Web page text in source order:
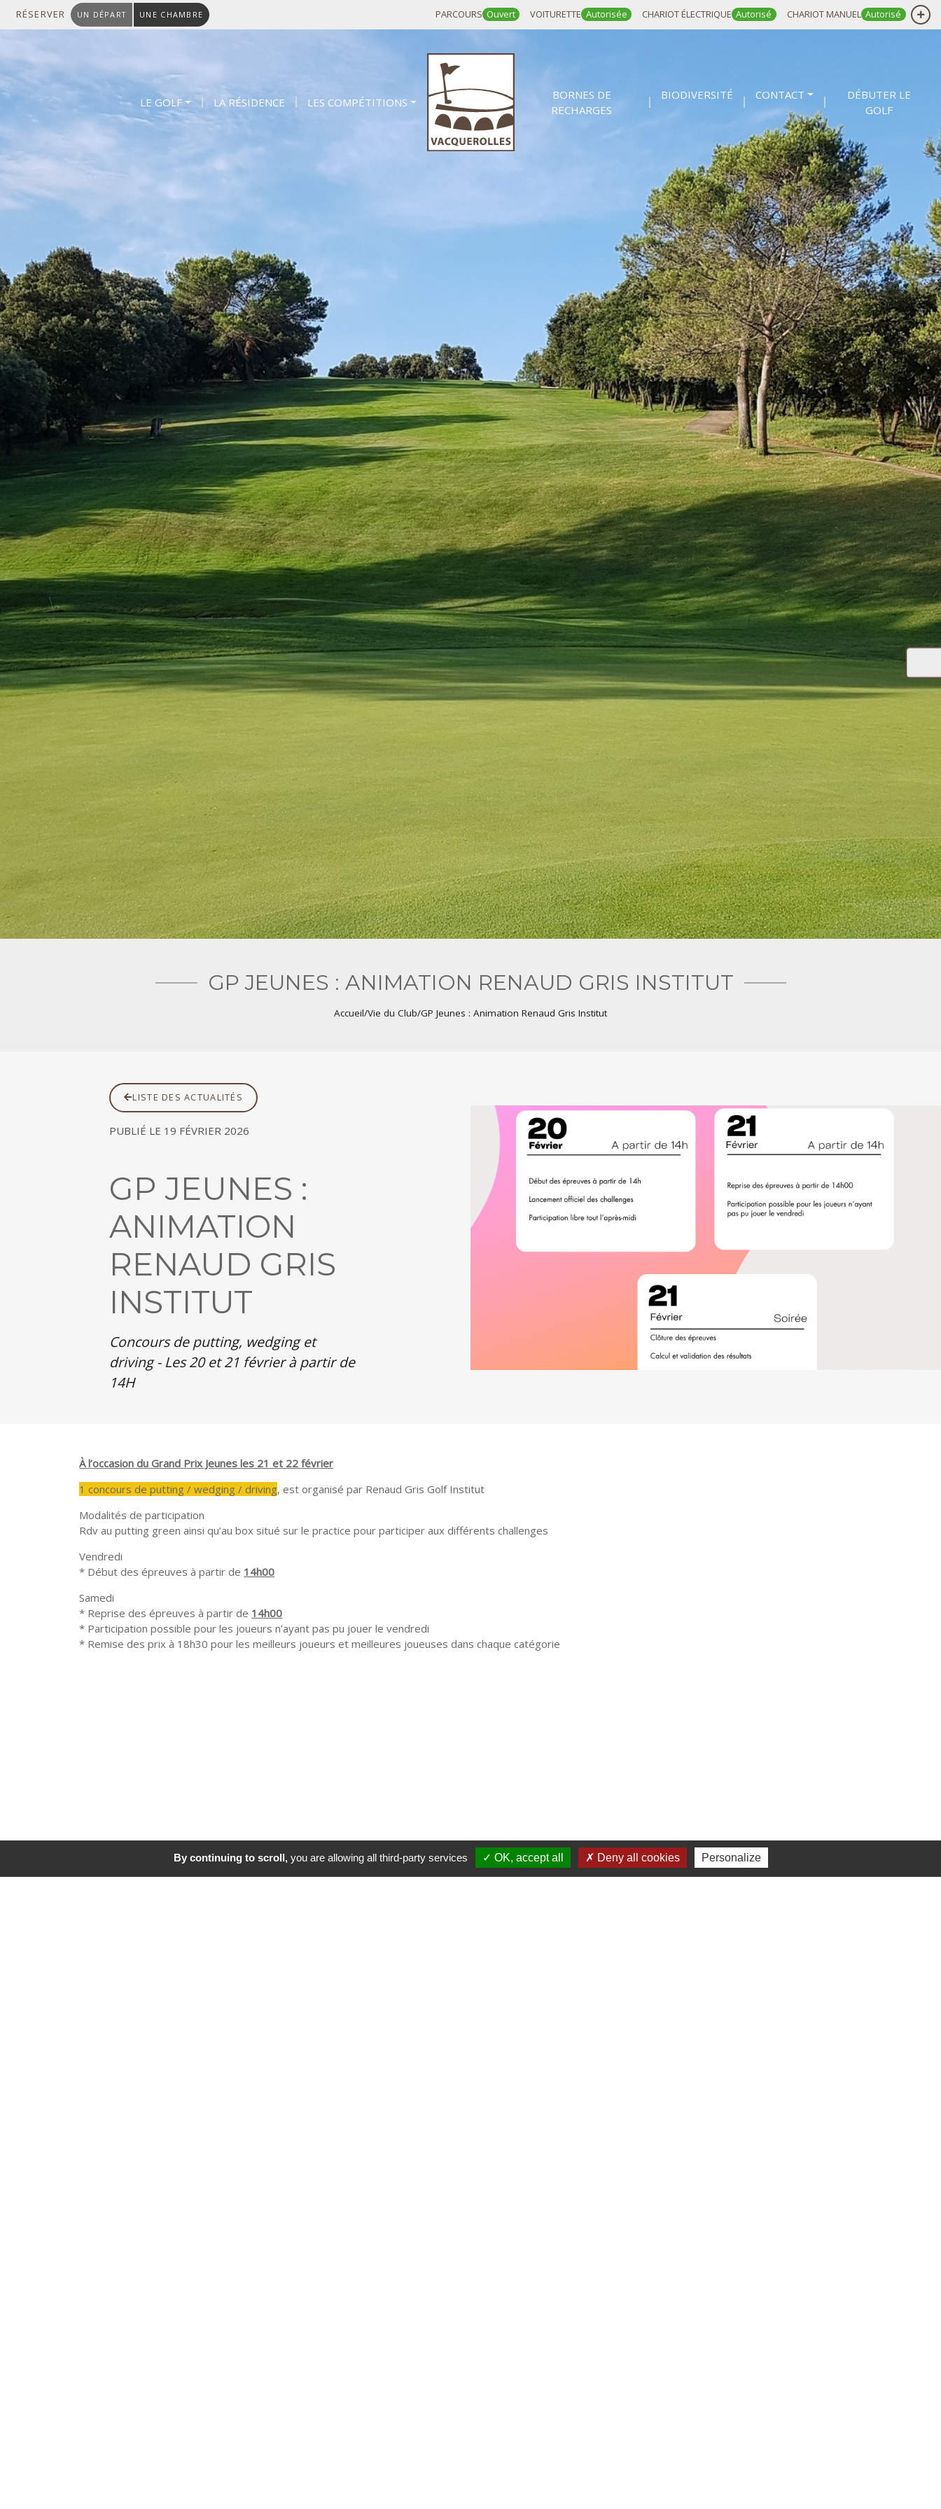
RÉSERVER UN DÉPART UNE CHAMBRE PARCOURS Ouvert VOITURETTE Autorisée CHARIOT ÉLECTRIQUE Autorisé CHARIOT MANUEL Autorisé
LE GOLF LA RÉSIDENCE LES COMPÉTITIONS
BORNES DE
RECHARGES
BIODIVERSITÉ CONTACT
DÉBUTER LE
GOLF
GP JEUNES : ANIMATION RENAUD GRIS INSTITUT
Accueil/Vie du Club/GP Jeunes : Animation Renaud Gris Institut
LISTE DES ACTUALITÉS
PUBLIÉ LE 19 FÉVRIER 2026
GP JEUNES :
ANIMATION
RENAUD GRIS
INSTITUT
Concours de putting, wedging et
driving - Les 20 et 21 février à partir de
14H
À l’occasion du Grand Prix Jeunes les 21 et 22 février
1 concours de putting / wedging / driving, est organisé par Renaud Gris Golf Institut
Modalités de participation
Rdv au putting green ainsi qu’au box situé sur le practice pour participer aux différents challenges
Vendredi
* Début des épreuves à partir de 14h00
Samedi
* Reprise des épreuves à partir de 14h00
* Participation possible pour les joueurs n’ayant pas pu jouer le vendredi
* Remise des prix à 18h30 pour les meilleurs joueurs et meilleures joueuses dans chaque catégorie
By continuing to scroll,you are allowing all third-party services OK, accept all Deny all cookies Personalize